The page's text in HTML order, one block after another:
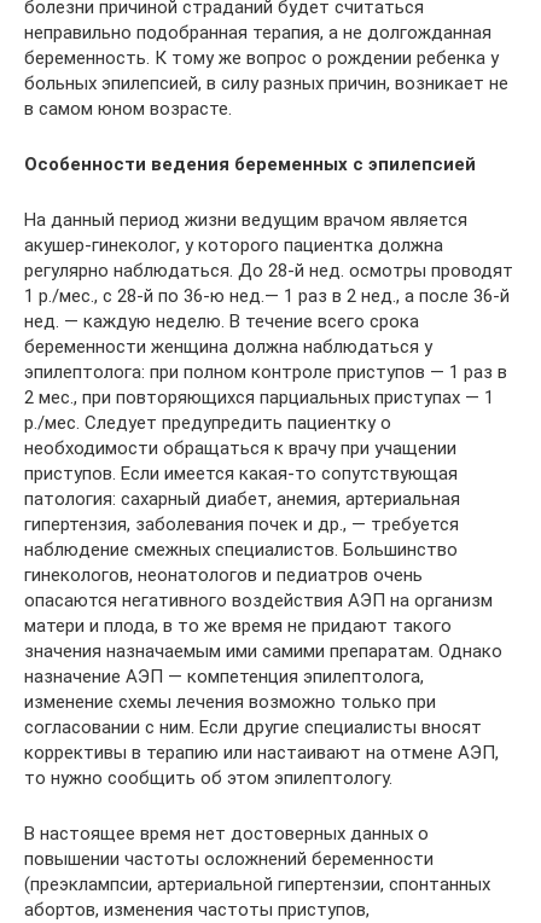
болезни причиной страданий будет считаться
неправильно подобранная терапия, а не долгожданная
беременность. К тому же вопрос о рождении ребенка у
больных эпилепсией, в силу разных причин, возникает не
в самом юном возрасте.
Особенности ведения беременных с эпилепсией
На данный период жизни ведущим врачом является
акушер-гинеколог, у которого пациентка должна
регулярно наблюдаться. До 28-й нед. осмотры проводят
1 р./мес., с 28-й по 36-ю нед.— 1 раз в 2 нед., а после 36-й
нед. — каждую неделю. В течение всего срока
беременности женщина должна наблюдаться у
эпилептолога: при полном контроле приступов — 1 раз в
2 мес., при повторяющихся парциальных приступах — 1
р./мес. Следует предупредить пациентку о
необходимости обращаться к врачу при учащении
приступов. Если имеется какая-то сопутствующая
патология: сахарный диабет, анемия, артериальная
гипертензия, заболевания почек и др., — требуется
наблюдение смежных специалистов. Большинство
гинекологов, неонатологов и педиатров очень
опасаются негативного воздействия АЭП на организм
матери и плода, в то же время не придают такого
значения назначаемым ими самими препаратам. Однако
назначение АЭП — компетенция эпилептолога,
изменение схемы лечения возможно только при
согласовании с ним. Если другие специалисты вносят
коррективы в терапию или настаивают на отмене АЭП,
то нужно сообщить об этом эпилептологу.
В настоящее время нет достоверных данных о
повышении частоты осложнений беременности
(преэклампсии, артериальной гипертензии, спонтанных
абортов, изменения частоты приступов,